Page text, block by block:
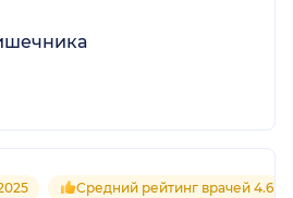
Средний рейтинг врачей 4.6